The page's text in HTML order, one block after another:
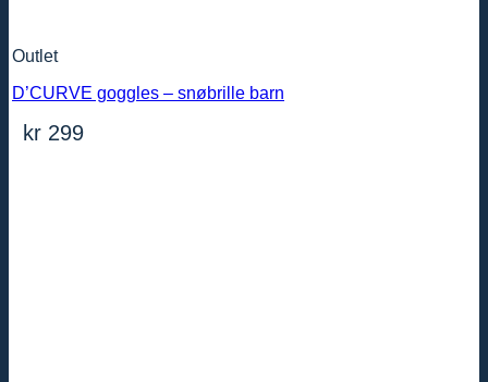
Outlet
D’CURVE goggles – snøbrille barn
kr 299